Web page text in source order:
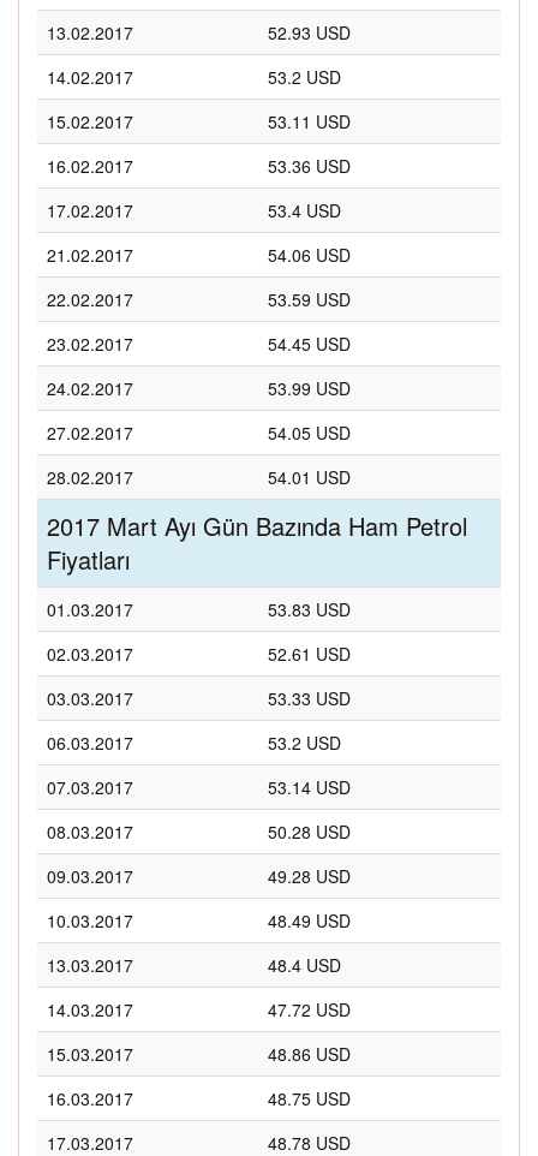
13.02.2017
52.93 USD
14.02.2017
53.2 USD
15.02.2017
53.11 USD
16.02.2017
53.36 USD
17.02.2017
53.4 USD
21.02.2017
54.06 USD
22.02.2017
53.59 USD
23.02.2017
54.45 USD
24.02.2017
53.99 USD
27.02.2017
54.05 USD
28.02.2017
54.01 USD
2017 Mart Ayı Gün Bazında Ham Petrol
Fiyatları
01.03.2017
53.83 USD
02.03.2017
52.61 USD
03.03.2017
53.33 USD
06.03.2017
53.2 USD
07.03.2017
53.14 USD
08.03.2017
50.28 USD
09.03.2017
49.28 USD
10.03.2017
48.49 USD
13.03.2017
48.4 USD
14.03.2017
47.72 USD
15.03.2017
48.86 USD
16.03.2017
48.75 USD
17.03.2017
48.78 USD